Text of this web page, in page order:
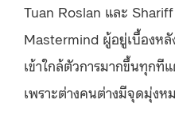
Tuan Roslan และ
Mastermind ผู้อยู่เบื้องหลั
เข้าใกล้ตัวการมากขึ้นทุก
เพราะต่างคนต่างมีจุดมุ่งห